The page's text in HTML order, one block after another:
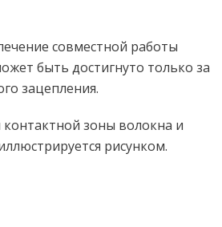
совместной работы
быть достигнуто только за
зацепления.
зоны волокна и
рисунком.